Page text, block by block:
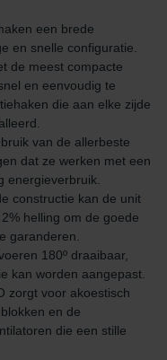
een brede
en snelle configuratie.
de meest compacte
en eenvoudig te
die aan elke zijde
van de allerbeste
dat ze werken met een
energieverbruik.
constructie kan de unit
helling om de goede
garanderen.
180º draaibaar,
kan worden aangepast.
zorgt voor akoestisch
en de
die een stille